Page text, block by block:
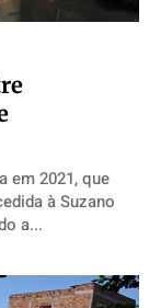
em 2021, que
à Suzano
a...